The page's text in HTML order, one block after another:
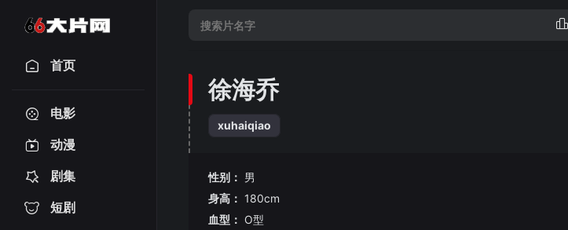
首页
电影
动漫
剧集
短剧
徐海乔
xuhaiqiao
性别： 男
身高： 180cm
血型： O型